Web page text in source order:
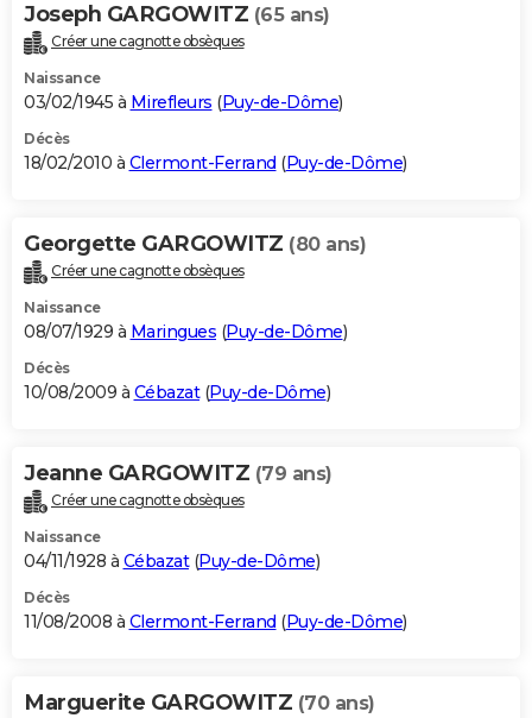
Joseph GARGOWITZ (65 ans)
Créer une cagnotte obsèques
Naissance
03/02/1945 à Mirefleurs (Puy-de-Dôme)
Décès
18/02/2010 à Clermont-Ferrand (Puy-de-Dôme)
Georgette GARGOWITZ (80 ans)
Créer une cagnotte obsèques
Naissance
08/07/1929 à Maringues (Puy-de-Dôme)
Décès
10/08/2009 à Cébazat(Puy-de-Dôme)
Jeanne GARGOWITZ (79 ans)
Créer une cagnotte obsèques
Naissance
04/11/1928 à Cébazat(Puy-de-Dôme)
Décès
11/08/2008 à Clermont-Ferrand (Puy-de-Dôme)
Marguerite GARGOWITZ (70 ans)